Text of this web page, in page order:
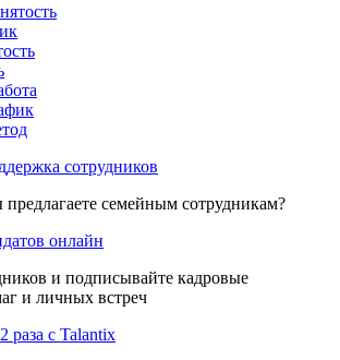
сотрудников
семейным сотрудникам?
онлайн
и подписывайте кадровые
и личных встреч
раза с Talantix